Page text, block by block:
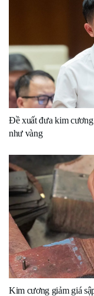
Đề xuất đưa kim cương
như vàng
Kim cương giảm giá